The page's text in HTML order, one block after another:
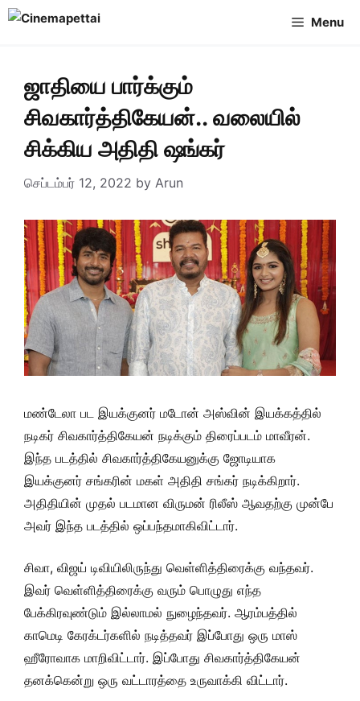
Skip
Menu
ஜாதியை பார்க்கும்
சிவகார்த்திகேயன்.. வலையில்
சிக்கிய அதிதி ஷங்கர்
செப்டம்பர் 12, 2022 by Arun
மண்டேலா பட இயக்குனர் மடோன் அஸ்வின் இயக்கத்தில்
நடிகர் சிவகார்த்திகேயன் நடிக்கும் திரைப்படம் மாவீரன்.
இந்த படத்தில் சிவகார்த்திகேயனுக்கு ஜோடியாக
இயக்குனர் சங்கரின் மகள் அதிதி சங்கர் நடிக்கிறார்.
அதிதியின் முதல் படமான விருமன் ரிலீஸ் ஆவதற்கு முன்பே
அவர் இந்த படத்தில் ஒப்பந்தமாகிவிட்டார்.
சிவா, விஜய் டிவியிலிருந்து வெள்ளித்திரைக்கு வந்தவர்.
இவர் வெள்ளித்திரைக்கு வரும் பொழுது எந்த
பேக்கிரவுண்டும் இல்லாமல் நுழைந்தவர். ஆரம்பத்தில்
காமெடி கேரக்டர்களில் நடித்தவர் இப்போது ஒரு மாஸ்
ஹீரோவாக மாறிவிட்டார். இப்போது சிவகார்த்திகேயன்
தனக்கென்று ஒரு வட்டாரத்தை உருவாக்கி விட்டார்.